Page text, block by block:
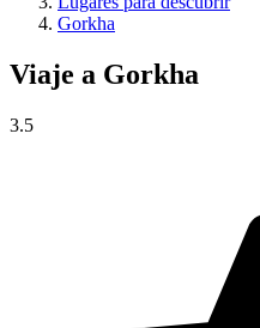
Gorkha
Viaje a Gorkha
3.5